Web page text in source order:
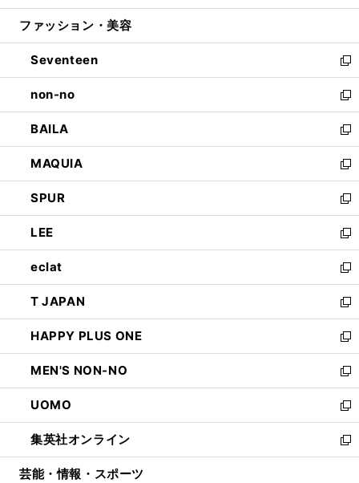
開
ウ
開
く
ン
ウ
で
開
く
ウ
ン
ド
ウ
で
開
く
ファッション・美容
Seventeen
新
し
い
ウ
ィ
ン
ド
ウ
で
開
く
non-no
新
し
い
ウ
ィ
ン
ド
ウ
で
開
く
BAILA
新
し
い
ウ
ィ
ン
ド
ウ
で
開
く
MAQUIA
新
し
い
ウ
ィ
ン
ド
ウ
で
開
く
SPUR
新
し
い
ウ
ィ
ン
ド
ウ
で
開
く
LEE
新
し
い
ウ
ィ
ン
ド
ウ
で
開
く
eclat
新
し
い
ウ
ィ
ン
ド
ウ
で
開
く
T JAPAN
新
し
い
ウ
ィ
ン
ド
ウ
で
開
HAPPY PLUS ONE
新
し
い
ウ
ィ
ン
ド
ウ
MEN'S NON-NO
新
し
い
ウ
ィ
ン
UOMO
新
し
い
ウ
集英社オンライン
新
し
芸能・情報・スポーツ